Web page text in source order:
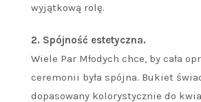
wyjątkową rolę.
2. Spójność estetyczna.
Wiele Par Młodych chce, by cała
ceremonii była spójna. Bukiet
dopasowany kolorystycznie do